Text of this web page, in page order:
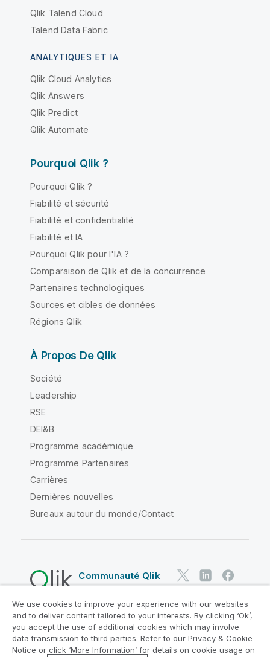
Qlik Talend Cloud
Talend Data Fabric
ANALYTIQUES ET IA
Qlik Cloud Analytics
Qlik Answers
Qlik Predict
Qlik Automate
Pourquoi Qlik ?
Pourquoi Qlik ?
Fiabilité et sécurité
Fiabilité et confidentialité
Fiabilité et IA
Pourquoi Qlik pour l'IA ?
Comparaison de Qlik et de la concurrence
Partenaires technologiques
Sources et cibles de données
Régions Qlik
À Propos De Qlik
Société
Leadership
RSE
DEI&B
Programme académique
Programme Partenaires
Carrières
Dernières nouvelles
Bureaux autour du monde/Contact
Communauté Qlik
Contrats juridiques
Conditions d'utilisation des produits
Legal Policies
Conditions légales
We use cookies to improve your experience with our websites
and to deliver content tailored to your interests. By clicking ‘Ok’,
you accept the use of additional cookies which may involve
data transmission to third parties. Refer to our Privacy & Cookie
Notice or click ‘More Information’ for details on cookie usage on